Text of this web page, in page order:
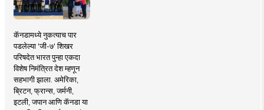
कॅनडामध्ये नुकत्याच पार
पडलेल्या 'जी-७' शिखर
परिषदेत भारत पुन्हा एकदा
विशेष निमंत्रित देश म्हणून
सहभागी झाला. अमेरिका,
ब्रिटन, फ्रान्स, जर्मनी,
इटली, जपान आणि कॅनडा या